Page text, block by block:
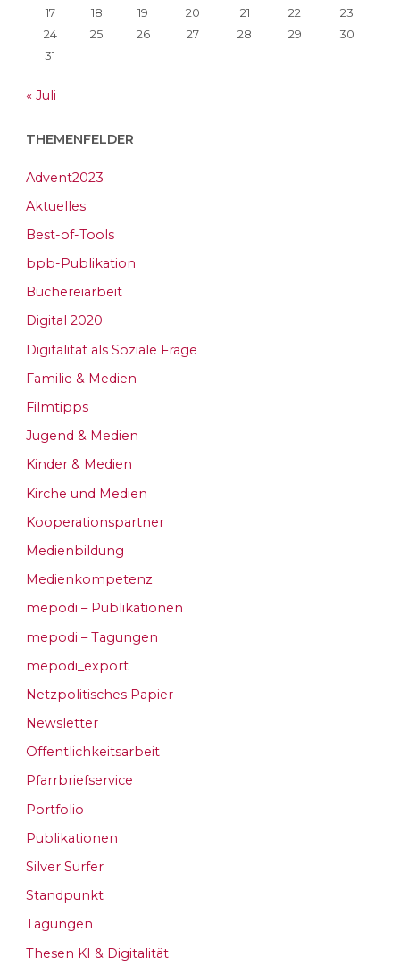
17
18 19 20 21 22
23
24
25 26 27 28 29
30
31
« Juli
THEMENFELDER
Advent2023
Aktuelles
Best-of-Tools
bpb-Publikation
Büchereiarbeit
Digital 2020
Digitalität als Soziale Frage
Familie & Medien
Filmtipps
Jugend & Medien
Kinder & Medien
Kirche und Medien
Kooperationspartner
Medienbildung
Medienkompetenz
mepodi – Publikationen
mepodi – Tagungen
mepodi_export
Netzpolitisches Papier
Newsletter
Öffentlichkeitsarbeit
Pfarrbriefservice
Portfolio
Publikationen
Silver Surfer
Standpunkt
Tagungen
Thesen KI & Digitalität